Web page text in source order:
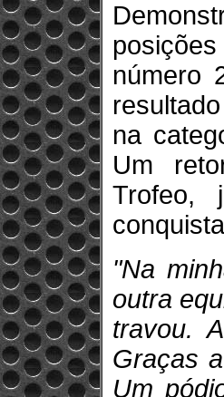
número
na
Um
Trofeo,
"Na
outra
travou.
Graças
Um